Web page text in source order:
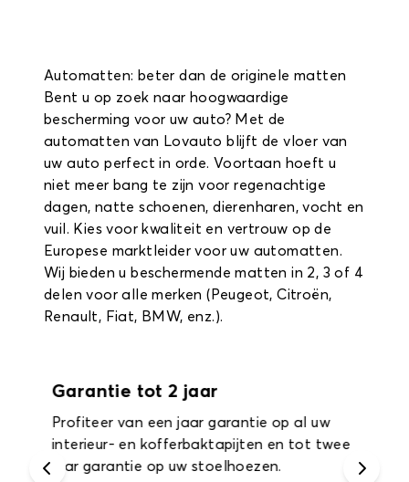
Automatten: beter dan de originele matten
Bent u op zoek naar hoogwaardige
bescherming voor uw auto? Met de
automatten van Lovauto blijft de vloer van
uw auto perfect in orde. Voortaan hoeft u
niet meer bang te zijn voor regenachtige
dagen, natte schoenen, dierenharen, vocht en
vuil. Kies voor kwaliteit en vertrouw op de
Europese marktleider voor uw automatten.
Wij bieden u beschermende matten in 2, 3 of 4
delen voor alle merken (Peugeot, Citroën,
Renault, Fiat, BMW, enz.).
Garantie tot 2 jaar
Profiteer van een jaar garantie op al uw
interieur- en kofferbaktapijten en tot twee
jaar garantie op uw stoelhoezen.